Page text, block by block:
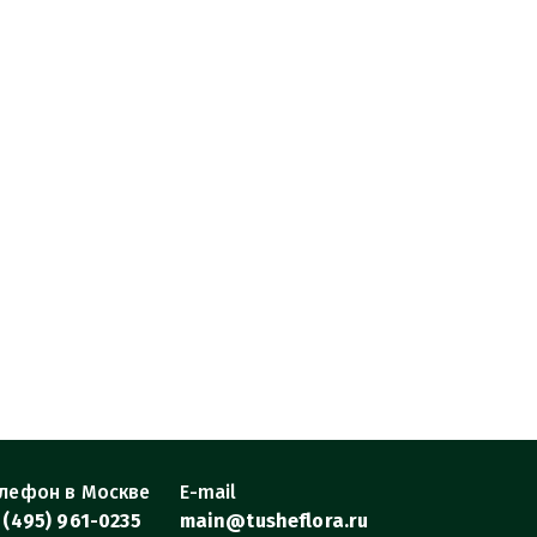
в Москве
(495) 961-0235
E-mail
main@tusheflora.ru